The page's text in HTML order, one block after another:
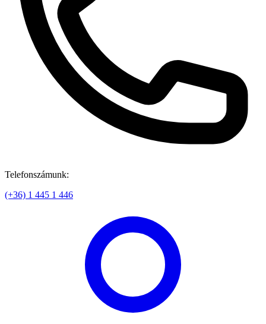
Telefonszámunk:
(+36) 1 445 1 446